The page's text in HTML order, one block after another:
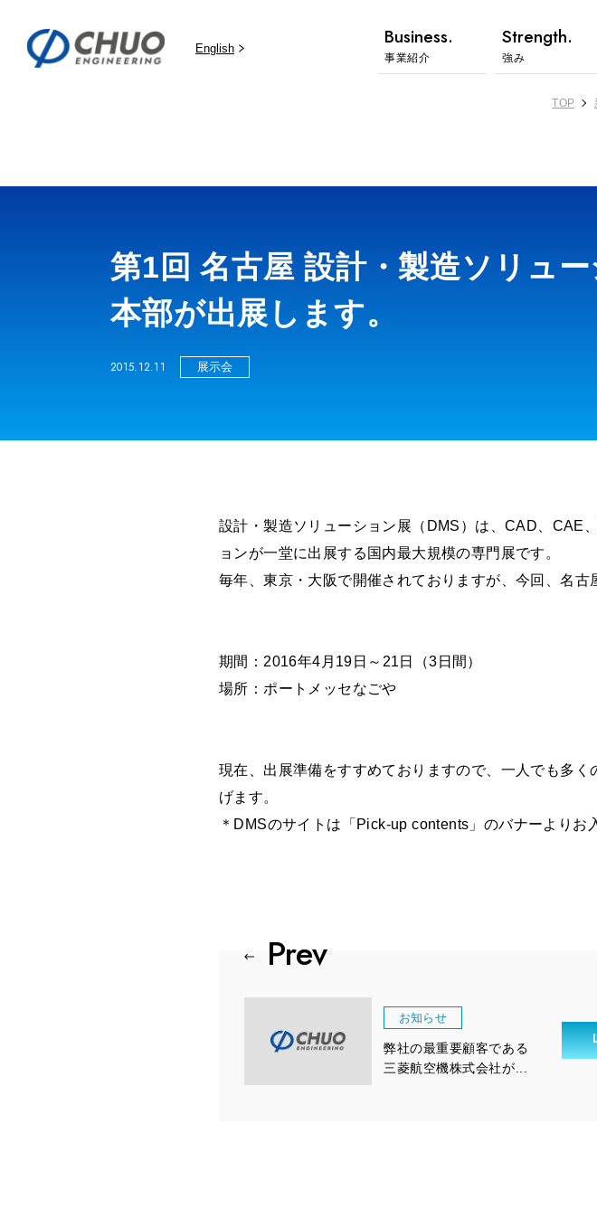
English Business.
事業紹介
Strength.
強み
TOP
第1回 名古屋 設計・製造ソリュ
本部が出展します。
2015.12.11 展示会
設計・製造ソリューション展（DMS）は、CAD、CAE
ョンが一堂に出展する国内最大規模の専門展です。
毎年、東京・大阪で開催されておりますが、今回、名古
期間：2016年4月19日～21日（3日間）
場所：ポートメッセなごや
現在、出展準備をすすめておりますので、一人でも多
げます。
＊DMSのサイトは「Pick-up contents」のバナーよりお
お知らせ
弊社の最重要顧客である
三菱航空機株式会社が...